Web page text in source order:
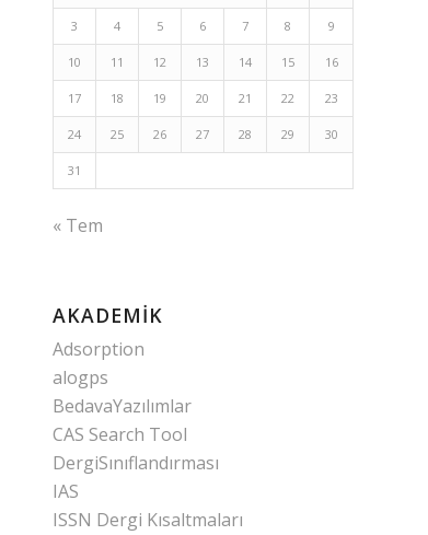
3 4 5 6 7 8 9
10 11 12 13 14 15 16
17 18 19 20 21 22 23
24 25 26 27 28 29 30
31
« Tem
AKADEMIK
Adsorption
alogps
BedavaYazılımlar
CAS Search Tool
DergiSınıflandırması
IAS
ISSN Dergi Kısaltmaları